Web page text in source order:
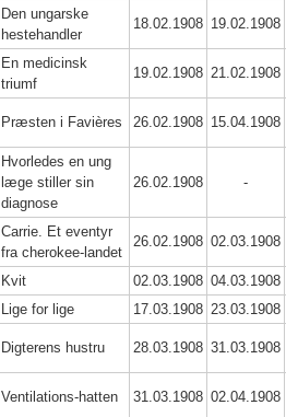
Den ungarske
hestehandler
18.02.1908 19.02.1908
En medicinsk
triumf
19.02.1908 21.02.1908
Præsten i Favières 26.02.1908 15.04.1908
Hvorledes en ung
læge stiller sin
diagnose
26.02.1908 -
Carrie. Et eventyr
fra cherokee-landet
26.02.1908 02.03.1908
Kvit 02.03.1908 04.03.1908
Lige for lige 17.03.1908 23.03.1908
Digterens hustru 28.03.1908 31.03.1908
Ventilations-hatten 31.03.1908 02.04.1908